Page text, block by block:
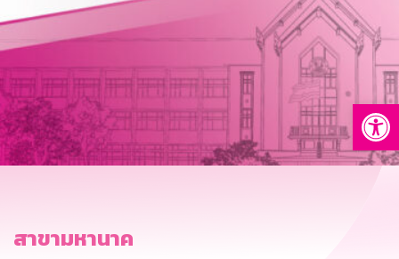
การพัฒนาที่ยั่งยืน
ข่าวสาร
บริการทางการเงิน
อื่นๆ
ติดต่อเรา
บริการออนไลน์
สาขามหานาค